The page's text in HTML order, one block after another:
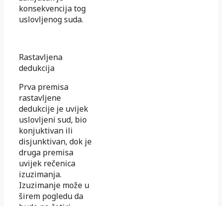
konsekvencija tog
uslovljenog suda.
Rastavljena
dedukcija
Prva premisa
rastavljene
dedukcije je uvijek
uslovljeni sud, bio
konjuktivan ili
disjunktivan, dok je
druga premisa
uvijek rečenica
izuzimanja.
Izuzimanje može u
širem pogledu da